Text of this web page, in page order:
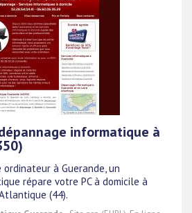
informatique à
à Guerande, un
répare votre PC à domicile à
(44).